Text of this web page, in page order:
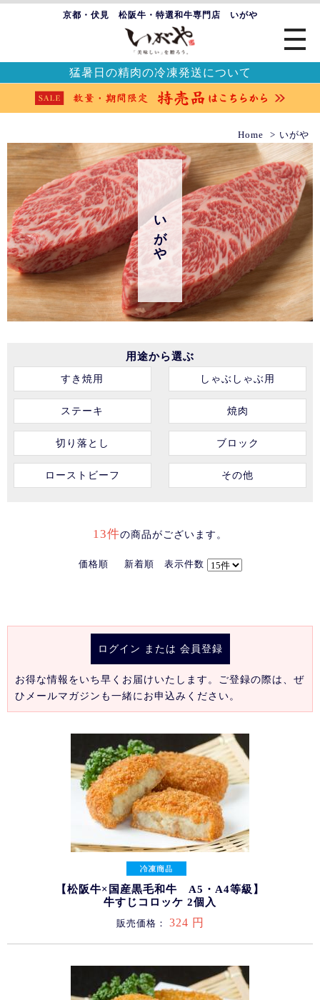
京都・伏見 松阪牛・特選和牛専門店 いがや
猛暑日の精肉の冷凍発送について
Home いがや
いがや
用途から選ぶ
すき焼用
しゃぶしゃぶ用
ステーキ 焼肉
切り落とし ブロック
ローストビーフ その他
13件の商品がございます。
価格順 新着順 表示件数
ログイン または 会員登録
お得な情報をいち早くお届けいたします。ご登録の際は、ぜ
ひメールマガジンも一緒にお申込みください。
【松阪牛×国産黒毛和牛 A5・A4等級】
牛すじコロッケ 2個入
販売価格： 324 円